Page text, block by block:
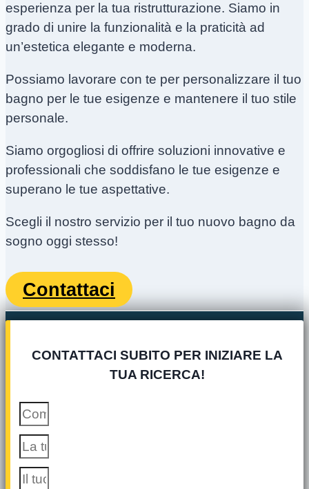
esperienza per la tua ristrutturazione. Siamo in
grado di unire la funzionalità e la praticità ad
un’estetica elegante e moderna.
Possiamo lavorare con te per personalizzare il tuo
bagno per le tue esigenze e mantenere il tuo stile
personale.
Siamo orgogliosi di offrire soluzioni innovative e
professionali che soddisfano le tue esigenze e
superano le tue aspettative.
Scegli il nostro servizio per il tuo nuovo bagno da
sogno oggi stesso!
Contattaci
CONTATTACI SUBITO PER INIZIARE LA
TUA RICERCA!